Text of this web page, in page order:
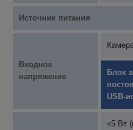
Источник питания
Входное
напряжение
Блок
USB-
≤5 Вт